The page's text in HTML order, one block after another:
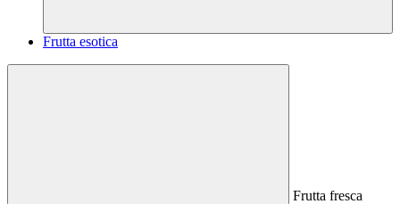
Frutta esotica
Frutta fresca